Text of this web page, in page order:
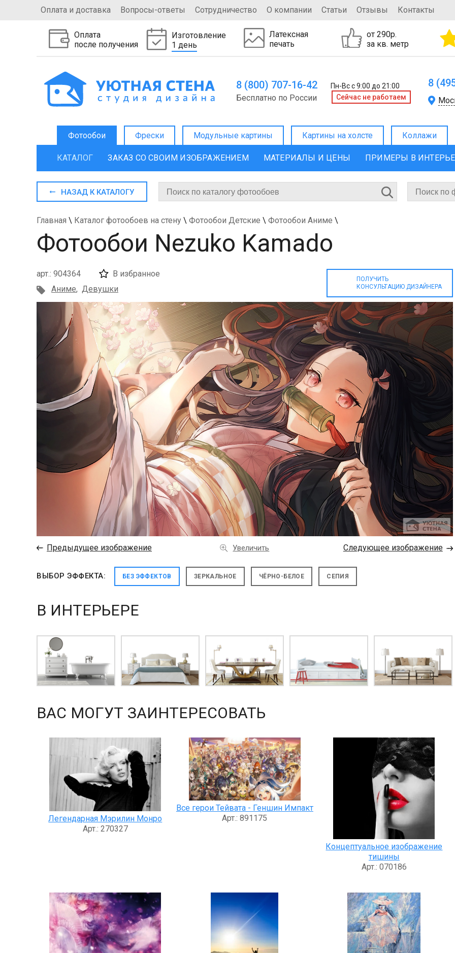
Оплата и доставка Вопросы-ответы Сотрудничество О компании Статьи Отзывы Контакты
Оплата
после получения
Изготовление
1 день
Латексная
печать
от 290р.
за кв. метр
8 (800) 707-16-42 Пн-Вс с 9:00 до 21:00
Бесплатно по России Cейчас не работаем
8
Фотообои Фрески Модульные картины Картины на холсте Коллажи
КАТАЛОГ ЗАКАЗ СО СВОИМ ИЗОБРАЖЕНИЕМ МАТЕРИАЛЫ И ЦЕНЫ ПРИМЕРЫ В
НАЗАД К КАТАЛОГУ
Главная \ Каталог фотообоев на стену \ Фотообои Детские \ Фотообои Аниме \
Фотообои Nezuko Kamado
арт.: 904364
В избранное
Аниме, Девушки
ПОЛУЧИТЬ
КОНСУЛЬТАЦИЮ ДИЗАЙНЕРА
← Предыдущее изображение Увеличить Следующее изображение →
ВЫБОР ЭФФЕКТА: БЕЗ ЭФФЕКТОВ ЗЕРКАЛЬНОЕ ЧЁРНО-БЕЛОЕ СЕПИЯ
В ИНТЕРЬЕРЕ
ВАС МОГУТ ЗАИНТЕРЕСОВАТЬ
Легендарная Мэрилин Монро
Арт.: 270327
Все герои Тейвата - Геншин Импакт
Арт.: 891175
Концептуальное изображение
тишины
Арт.: 070186